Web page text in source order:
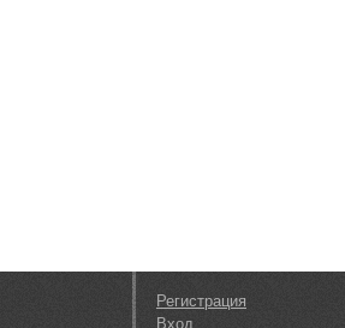
Регистрация
Вход